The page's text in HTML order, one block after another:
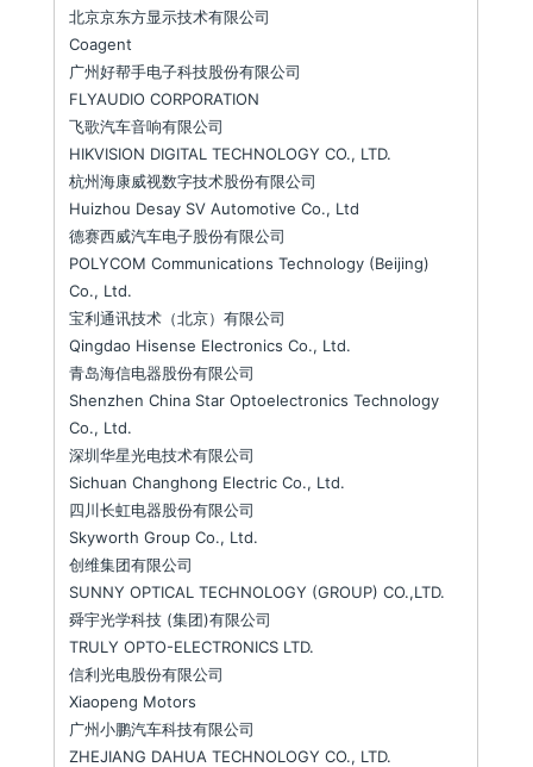
北京京东方显示技术有限公司
Coagent
广州好帮手电子科技股份有限公司
FLYAUDIO CORPORATION
飞歌汽车音响有限公司
HIKVISION DIGITAL TECHNOLOGY CO., LTD.
杭州海康威视数字技术股份有限公司
Huizhou Desay SV Automotive Co., Ltd
德赛西威汽车电子股份有限公司
POLYCOM Communications Technology (Beijing)
Co., Ltd.
宝利通讯技术（北京）有限公司
Qingdao Hisense Electronics Co., Ltd.
青岛海信电器股份有限公司
Shenzhen China Star Optoelectronics Technology
Co., Ltd.
深圳华星光电技术有限公司
Sichuan Changhong Electric Co., Ltd.
四川长虹电器股份有限公司
Skyworth Group Co., Ltd.
创维集团有限公司
SUNNY OPTICAL TECHNOLOGY (GROUP) CO.,LTD.
舜宇光学科技 (集团)有限公司
TRULY OPTO-ELECTRONICS LTD.
信利光电股份有限公司
Xiaopeng Motors
广州小鹏汽车科技有限公司
ZHEJIANG DAHUA TECHNOLOGY CO., LTD.